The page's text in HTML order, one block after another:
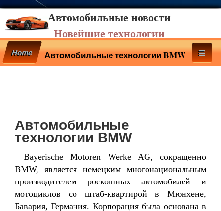
Автомобильные новости
Новейшие технологии
Автомобильные технологии BMW
Home
Автомобильные
технологии BMW
Bayerische Motoren Werke AG, сокращенно
BMW, является немецким многонациональным
производителем роскошных автомобилей и
мотоциклов со штаб-квартирой в Мюнхене,
Бавария, Германия. Корпорация была основана в